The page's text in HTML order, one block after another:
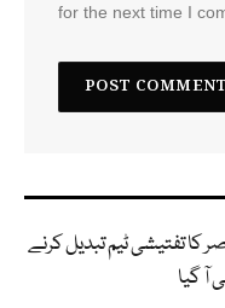
for the next time I
کا تفتیشی ٹیم تبدیل کرنے
آ گیا